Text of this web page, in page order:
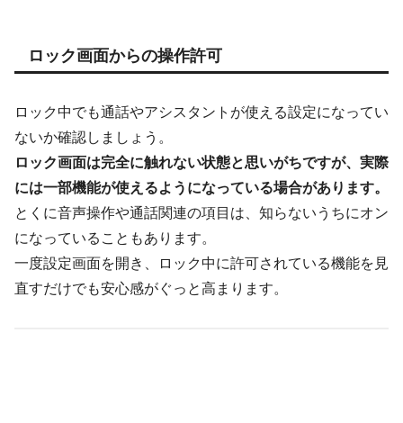
ロック画面からの操作許可
ロック中でも通話やアシスタントが使える設定になってい
ないか確認しましょう。
ロック画面は完全に触れない状態と思いがちですが、実際
には一部機能が使えるようになっている場合があります。
とくに音声操作や通話関連の項目は、知らないうちにオン
になっていることもあります。
一度設定画面を開き、ロック中に許可されている機能を見
直すだけでも安心感がぐっと高まります。